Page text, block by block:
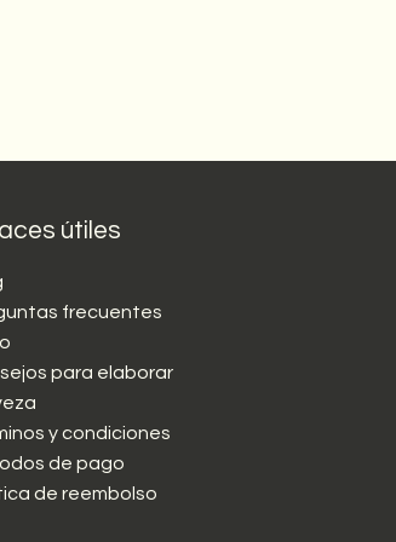
útiles
frecuentes
para elaborar
y condiciones
de pago
de reembolso